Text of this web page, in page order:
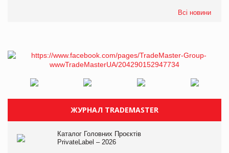
Всі новини
ЖУРНАЛ TRADEMASTER
Каталог Головних Проєктів
PrivateLabel – 2026